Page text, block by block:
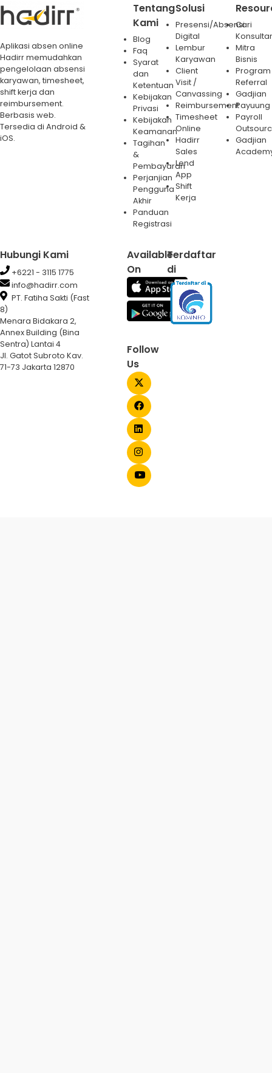
Aplikasi absen online
Hadirr memudahkan
pengelolaan absensi
karyawan, timesheet,
shift kerja dan
reimbursement.
Berbasis web.
Tersedia di Android &
iOS.
Tentang
Kami
Blog
Faq
Syarat
dan
Ketentuan
Kebijakan
Privasi
Kebijakan
Keamanan
Tagihan
&
Pembayaran
Perjanjian
Pengguna
Akhir
Panduan
Registrasi
Solusi
Presensi/Absensi
Digital
Lembur
Karyawan
Client
Visit /
Canvassing
Reimbursement
Timesheet
Online
Hadirr
Sales
Lend
App
Shift
Kerja
Cari
Mitra
Bisnis
Program
Referral
Gadjian
Payuung
Payroll
Gadjian
Hubungi Kami
+6221 - 3115 1775
info@hadirr.com
PT. Fatiha Sakti (Fast
8)
Menara Bidakara 2,
Annex Building (Bina
Sentra) Lantai 4
Jl. Gatot Subroto Kav.
71-73 Jakarta 12870
Available
On
Follow
Us
Terdaftar
di